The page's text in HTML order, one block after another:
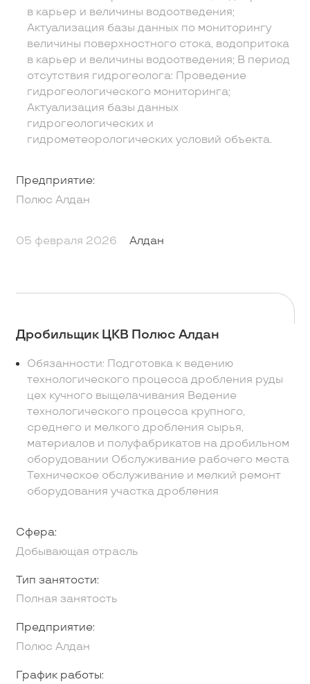
в карьер и величины водоотведения;
Актуализация базы данных по мониторингу
величины поверхностного стока, водопритока
в карьер и величины водоотведения; В период
отсутствия гидрогеолога: Проведение
гидрогеологического мониторинга;
Актуализация базы данных
гидрогеологических и
гидрометеорологических условий объекта.
Предприятие:
Полюс Алдан
05 февраля 2026 Алдан
Дробильщик ЦКВ Полюс Алдан
Обязанности: Подготовка к ведению
технологического процесса дробления руды
цех кучного выщелачивания Ведение
технологического процесса крупного,
среднего и мелкого дробления сырья,
материалов и полуфабрикатов на дробильном
оборудовании Обслуживание рабочего места
Техническое обслуживание и мелкий ремонт
оборудования участка дробления
Сфера:
Добывающая отрасль
Тип занятости:
Полная занятость
Предприятие:
Полюс Алдан
График работы: